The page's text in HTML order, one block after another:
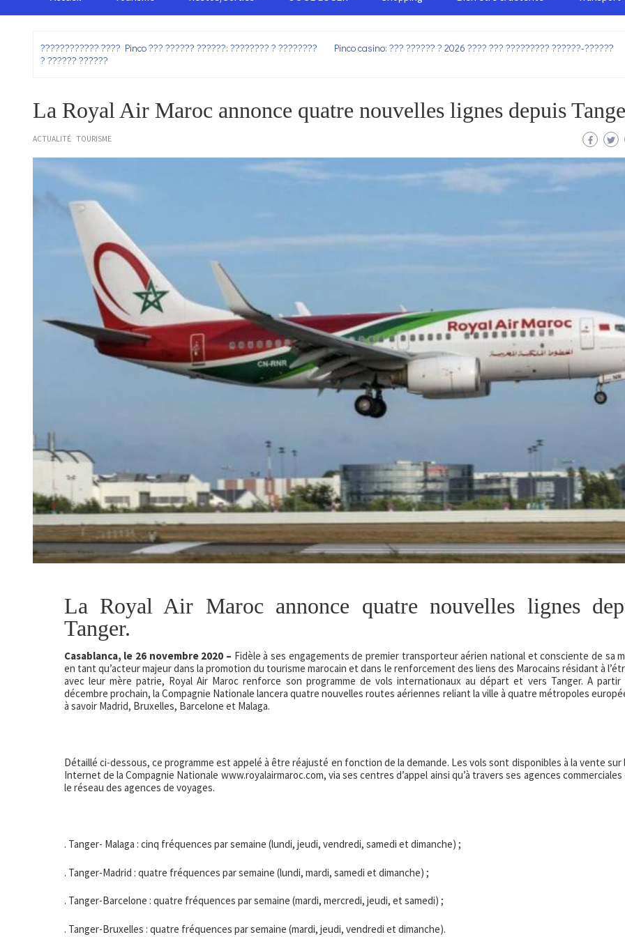
???????????? ???? Pinco ??? ?????? ??????: ???????? ? ????????
? ?????? ??????
Pinco casino: ??? ?????? ? 2026 ???? ??? ????????? ??????-??????
La Royal Air Maroc annonce quatre nouvelles lignes depuis
ACTUALITÉ TOURISME
La Royal Air Maroc annonce quatre nouvelles lignes
Tanger.
Casablanca, le 26 novembre 2020 – Fidèle à ses engagements de premier transporteur aérien national et consciente de sa
en tant qu’acteur majeur dans la promotion du tourisme marocain et dans le renforcement des liens des Marocains résidant à
avec leur mère patrie, Royal Air Maroc renforce son programme de vols internationaux au départ et vers Tanger. A partir
décembre prochain, la Compagnie Nationale lancera quatre nouvelles routes aériennes reliant la ville à quatre métropoles
à savoir Madrid, Bruxelles, Barcelone et Malaga.
Détaillé ci-dessous, ce programme est appelé à être réajusté en fonction de la demande. Les vols sont disponibles à la vente sur
Internet de la Compagnie Nationale www.royalairmaroc.com, via ses centres d’appel ainsi qu’à travers ses agences
le réseau des agences de voyages.
. Tanger- Malaga : cinq fréquences par semaine (lundi, jeudi, vendredi, samedi et dimanche) ;
. Tanger-Madrid : quatre fréquences par semaine (lundi, mardi, samedi et dimanche) ;
. Tanger-Barcelone : quatre fréquences par semaine (mardi, mercredi, jeudi, et samedi) ;
. Tanger-Bruxelles : quatre fréquences par semaine (mardi, jeudi, vendredi et dimanche).